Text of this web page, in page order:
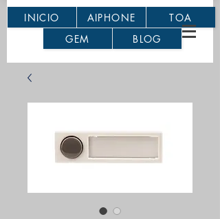
INICIO AIPHONE
TOA
GEM
BLOG